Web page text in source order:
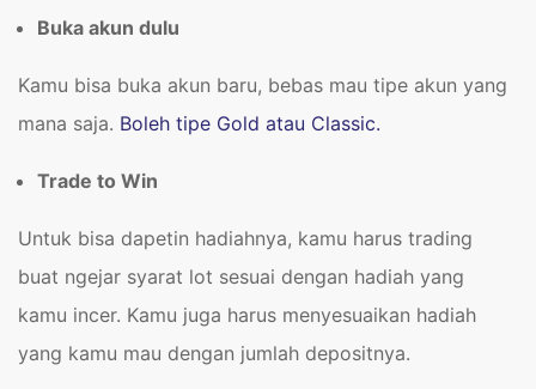
Buka akun dulu
Kamu bisa buka akun baru, bebas mau tipe akun yang
mana saja. Boleh tipe Gold atau Classic.
Trade to Win
Untuk bisa dapetin hadiahnya, kamu harus trading
buat ngejar syarat lot sesuai dengan hadiah yang
kamu incer. Kamu juga harus menyesuaikan hadiah
yang kamu mau dengan jumlah depositnya.